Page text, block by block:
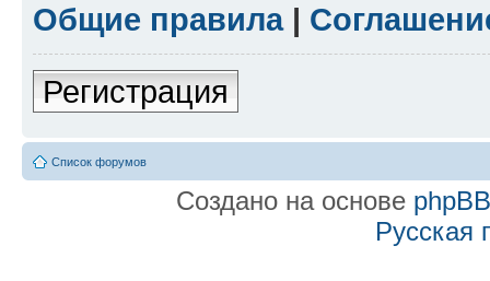
Общие правила|
Регистрация
Список форумов
Создано на основе phpBB
Русская